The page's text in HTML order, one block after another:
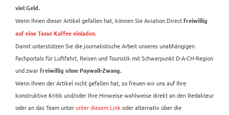
viel Geld.
Wenn Ihnen dieser Artikel gefallen hat, können Sie Aviation.Direct freiwillig
auf eine Tasse Kaffee einladen.
Damit unterstützen Sie die journalistische Arbeit unseres unabhängigen
Fachportals für Luftfahrt, Reisen und Touristik mit Schwerpunkt D-A-CH-Region
und zwar freiwillig ohne Paywall-Zwang.
Wenn Ihnen der Artikel nicht gefallen hat, so freuen wir uns auf Ihre
konstruktive Kritik und/oder Ihre Hinweise wahlweise direkt an den Redakteur
oder an das Team unterunter diesem Linkoder alternativ über die